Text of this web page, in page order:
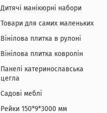
Дитячі манікюрні набори
Товари для самих маленьких
Вінілова плитка в рулоні
Вінілова плитка ковролін
Панелі катеринославська
цегла
Садові меблі
Рейки 150*9*3000 мм